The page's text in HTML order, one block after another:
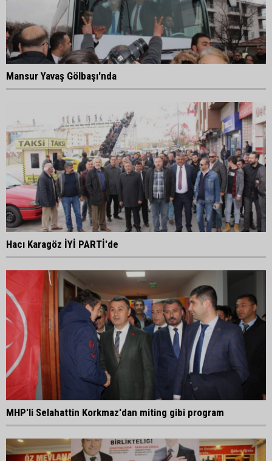
Mansur Yavaş Gölbaşı'nda
Hacı Karagöz İYİ PARTİ'de
MHP'li Selahattin Korkmaz'dan miting gibi program